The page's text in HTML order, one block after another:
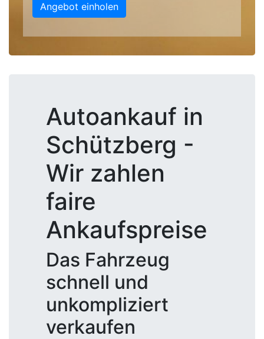
Angebot einholen
Autoankauf in
Schützberg -
Wir zahlen
faire
Ankaufspreise
Das Fahrzeug
schnell und
unkompliziert
verkaufen